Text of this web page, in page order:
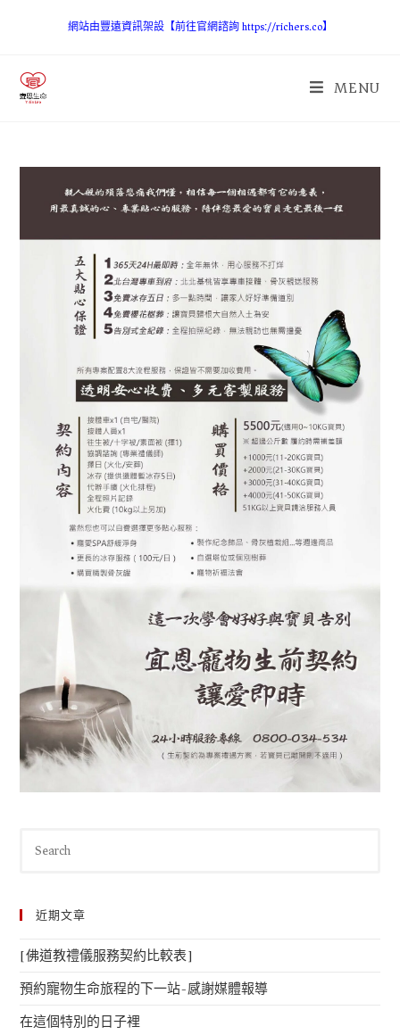
網站由豐遠資訊架設【前往官網諮詢 https://richers.co】
MENU
近期文章
[佛道教禮儀服務契約比較表]
預約寵物生命旅程的下一站-感謝媒體報導
在這個特別的日子裡